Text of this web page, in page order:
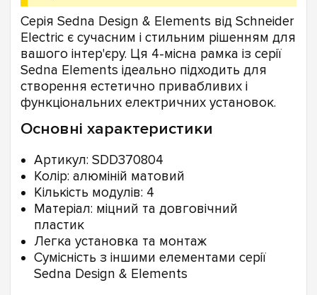
Серія Sedna Design & Elements від Schneider
Electric є сучасним і стильним рішенням для
вашого інтер'єру. Ця 4-місна рамка із серії
Sedna Elements ідеально підходить для
створення естетично привабливих і
функціональних електричних установок.
Основні характеристики
Артикул: SDD370804
Колір: алюміній матовий
Кількість модулів: 4
Матеріал: міцний та довговічний
пластик
Легка установка та монтаж
Сумісність з іншими елементами серії
Sedna Design & Elements